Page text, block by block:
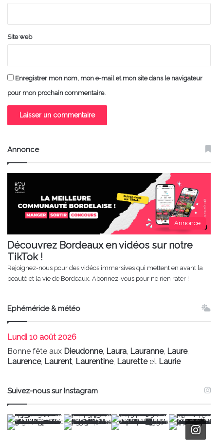
Site web
Enregistrer mon nom, mon e-mail et mon site dans le navigateur
pour mon prochain commentaire.
Annonce
Annonce
Découvrez Bordeaux en vidéos sur notre
TikTok !
Rejoignez-nous pour des vidéos immersives qui mettent en avant la
beauté et la vie de Bordeaux. Abonnez-vous pour ne rien rater !
Ephéméride & météo
Lundi 10 août 2026
Bonne fête aux Dieudonne, Laura Lauranne, Laure,
Laurence, Laurent Laurentine, Lauretteet Laurie
Suivez-nous sur Instagram